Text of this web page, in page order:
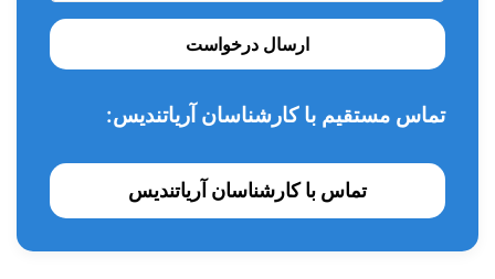
ارسال درخواست
تماس مستقیم با کارشناسان آریاتندیس:
تماس با کارشناسان آریاتندیس